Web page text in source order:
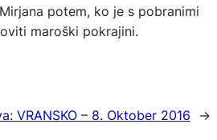
potem, ko je s pobranimi
maroški pokrajini.
VRANSKO – 8. Oktober 2016 →